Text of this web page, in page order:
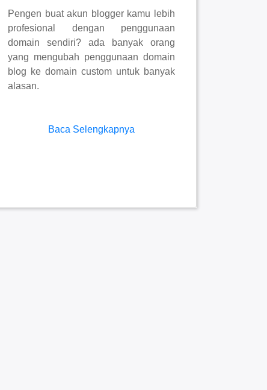
Pengen buat akun blogger kamu lebih
profesional dengan penggunaan
domain sendiri? ada banyak orang
yang mengubah penggunaan domain
blog ke domain custom untuk banyak
alasan.
Baca Selengkapnya